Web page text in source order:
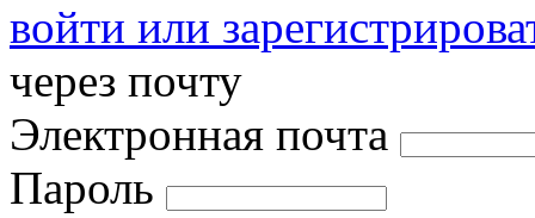
войти или
через почту
Электронная почта
Пароль